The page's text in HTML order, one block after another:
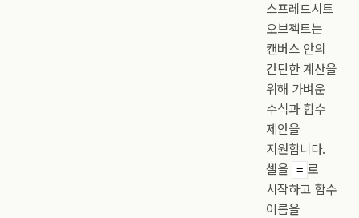
스프레드시트
오브젝트는
캔버스 안의
간단한 계산을
위해 가벼운
수식과 함수
제안을
지원합니다.
셀을
= 로
시작하고 함수
이름을